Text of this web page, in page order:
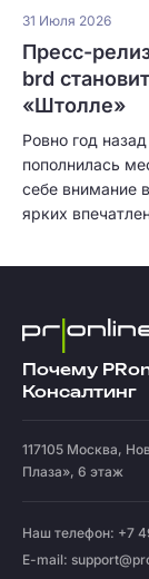
31 Июля 2026
Пресс-
brd
«Штолле»
Ровно год
пополнилась
себе внимание
ярких
Почему
Консалтинг
117105 Москва,
Плаза», 6 этаж
Наш телефон: +7
E-mail: